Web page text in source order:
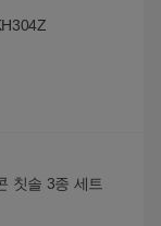
칫솔 3종 세트